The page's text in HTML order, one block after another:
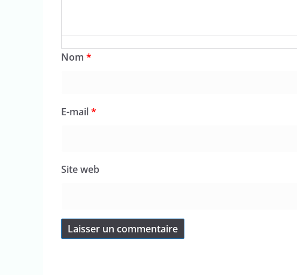
Nom *
E-mail*
Site web